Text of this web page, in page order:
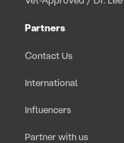
Partners
Contact Us
International
Influencers
Partner with us